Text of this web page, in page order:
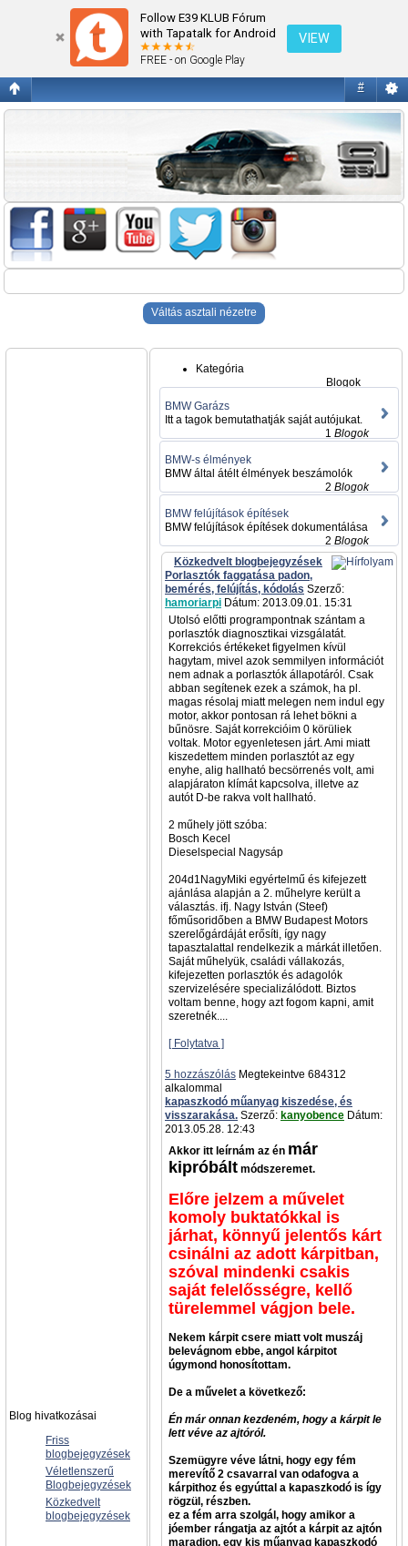
Follow E39 KLUB Fórum
with Tapatalk for Android
FREE - on Google Play
VIEW
#
Blogok
Váltás asztali nézetre
Blog hivatkozásai
Friss
blogbejegyzések
Véletlenszerű
Blogbejegyzések
Közkedvelt
blogbejegyzések
Kategória
Blogok
BMW Garázs
Itt a tagok bemutathatják saját autójukat.
1 Blogok
BMW-s élmények
BMW által átélt élmények beszámolók
2 Blogok
BMW felújítások építések
BMW felújítások építések dokumentálása
2 Blogok
Közkedvelt blogbejegyzések
Porlasztók faggatása padon,
bemérés, felújítás, kódolás Szerző:
hamoriarpi Dátum: 2013.09.01. 15:31
Utolsó előtti programpontnak szántam a
porlasztók diagnosztikai vizsgálatát.
Korrekciós értékeket figyelmen kívül
hagytam, mivel azok semmilyen információt
nem adnak a porlasztók állapotáról. Csak
abban segítenek ezek a számok, ha pl.
magas résolaj miatt melegen nem indul egy
motor, akkor pontosan rá lehet bökni a
bűnösre. Saját korrekcióim 0 körüliek
voltak. Motor egyenletesen járt. Ami miatt
kiszedettem minden porlasztót az egy
enyhe, alig hallható becsörrenés volt, ami
alapjáraton klímát kapcsolva, illetve az
autót D-be rakva volt hallható.
2 műhely jött szóba:
Bosch Kecel
Dieselspecial Nagysáp
204d1NagyMiki egyértelmű és kifejezett
ajánlása alapján a 2. műhelyre került a
választás. ifj. Nagy István (Steef)
főműsoridőben a BMW Budapest Motors
szerelőgárdáját erősíti, így nagy
tapasztalattal rendelkezik a márkát illetően.
Saját műhelyük, családi vállakozás,
kifejezetten porlasztók és adagolók
szervizelésére specializálódott. Biztos
voltam benne, hogy azt fogom kapni, amit
szeretnék....
[ Folytatva ]
5 hozzászólás Megtekeintve 684312
alkalommal
kapaszkodó műanyag kiszedése, és
visszarakása. Szerző: kanyobence Dátum:
2013.05.28. 12:43
Akkor itt leírnám az én már
kipróbált módszeremet.
Előre jelzem a művelet
komoly buktatókkal is
járhat, könnyű jelentős kárt
csinálni az adott kárpitban,
szóval mindenki csakis
saját felelősségre, kellő
türelemmel vágjon bele.
Nekem kárpit csere miatt volt muszáj
belevágnom ebbe, angol kárpitot
úgymond honosítottam.
De a művelet a következő:
Én már onnan kezdeném, hogy a kárpit le
lett véve az ajtóról.
Szemügyre véve látni, hogy egy fém
merevítő 2 csavarral van odafogva a
kárpithoz és egyúttal a kapaszkodó is így
rögzül, részben.
ez a fém arra szolgál, hogy amikor a
jóember rángatja az ajtót a kárpit az ajtón
maradjon, egy kis műanyag kapaszkodó